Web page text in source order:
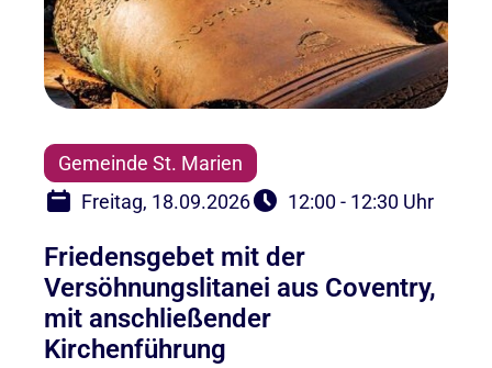
Gemeinde St. Marien
Freitag, 18.09.2026
12:00 - 12:30 Uhr
Friedensgebet mit der
Versöhnungslitanei aus Coventry,
mit anschließender
Kirchenführung